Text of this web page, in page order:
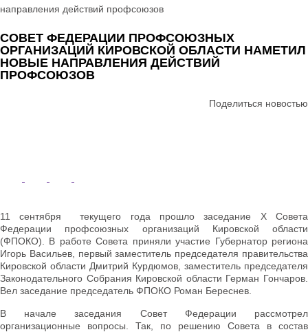
направления действий профсоюзов
СОВЕТ ФЕДЕРАЦИИ ПРОФСОЮЗНЫХ
ОРГАНИЗАЦИЙ КИРОВСКОЙ ОБЛАСТИ НАМЕТИЛ
НОВЫЕ НАПРАВЛЕНИЯ ДЕЙСТВИЙ
ПРОФСОЮЗОВ
Поделиться новостью
11 сентября текущего года прошло заседание X Совета
Федерации профсоюзных организаций Кировской области
(ФПОКО). В работе Совета приняли участие Губернатор региона
Игорь Васильев, первый заместитель председателя правительства
Кировской области Дмитрий Курдюмов, заместитель председателя
Законодательного Собрания Кировской области Герман Гончаров.
Вел заседание председатель ФПОКО Роман Береснев.
В начале заседания Совет Федерации рассмотрел
организационные вопросы. Так, по решению Совета в состав